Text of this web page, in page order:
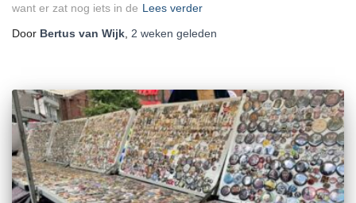
want er zat nog iets in de Lees verder
Door Bertus van Wijk 2 weken geleden